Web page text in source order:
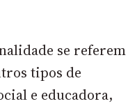
se referem
tipos de
e educadora,